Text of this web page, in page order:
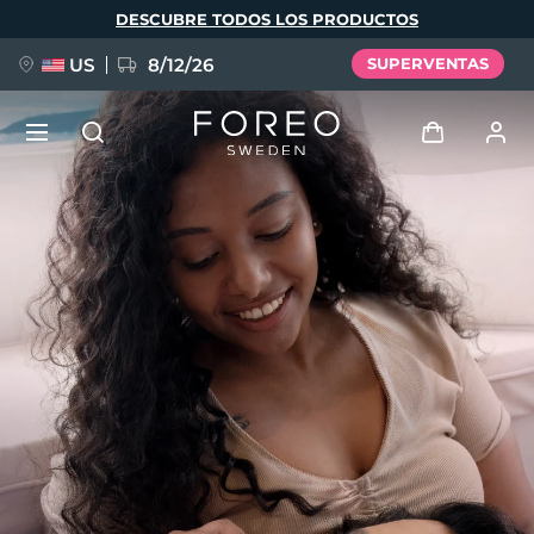
DESCUBRE TODOS LOS PRODUCTOS
US 8/12/26 SUPERVENTAS
Iniciar sesión
Perfil de usuario
Mis dispositivos
Mis pedidos
Mis direcciones
Mis suscripciones
NUEVO
FAQ™ Pure Beauty-Tech Elixir
BREAKING NEWS
issa™ Teeth Whitening Set
Idioma
English Deutsch
Español
Français
Italiano
Português
Polski
Svenska
Русский
Türkçe
简体中文 繁體中文